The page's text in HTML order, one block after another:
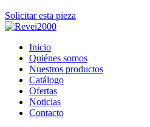
Solicitar esta pieza
Inicio
Quiénes somos
Nuestros productos
Catálogo
Ofertas
Noticias
Contacto